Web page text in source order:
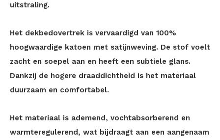
uitstraling.
Het dekbedovertrek is vervaardigd van 100%
hoogwaardige katoen met satijnweving. De stof voelt
zacht en soepel aan en heeft een subtiele glans.
Dankzij de hogere draaddichtheid is het materiaal
duurzaam en comfortabel.
Het materiaal is ademend, vochtabsorberend en
warmteregulerend, wat bijdraagt aan een aangenaam